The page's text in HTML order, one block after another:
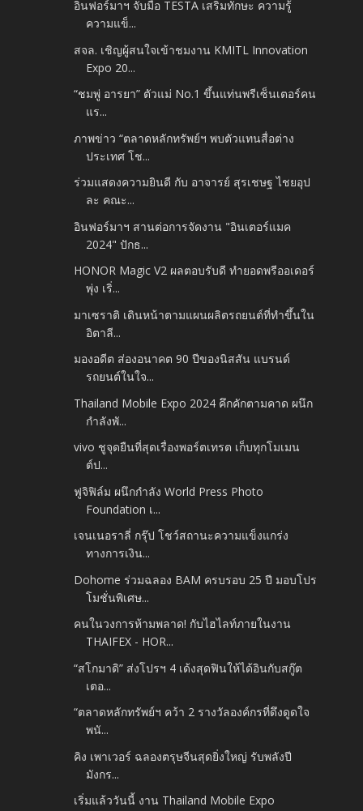
อินฟอร์มาฯ จับมือ TESTA เสริมทักษะ ความรู้
ความแข็...
สจล. เชิญผู้สนใจเข้าชมงาน KMITL Innovation
Expo 20...
“ชมพู่ อารยา” ตัวแม่ No.1 ขึ้นแท่นพรีเซ็นเตอร์คน
แร...
ภาพข่าว “ตลาดหลักทรัพย์ฯ พบตัวแทนสื่อต่าง
ประเทศ โช...
ร่วมแสดงความยินดี กับ อาจารย์ สุรเชษฐ ไชยอุป
ละ คณะ...
อินฟอร์มาฯ สานต่อการจัดงาน "อินเตอร์แมค
2024" ปักธ...
HONOR Magic V2 ผลตอบรับดี ทำยอดพรีออเดอร์
พุ่ง เริ่...
มาเซราติ เดินหน้าตามแผนผลิตรถยนต์ที่ทำขึ้นใน
อิตาลี...
มองอดีต ส่องอนาคต 90 ปีของนิสสัน แบรนด์
รถยนต์ในใจ...
Thailand Mobile Expo 2024 คึกคักตามคาด ผนึก
กำลังพั...
vivo ชูจุดยืนที่สุดเรื่องพอร์ตเทรต เก็บทุกโมเมน
ต์ป...
ฟูจิฟิล์ม ผนึกกำลัง World Press Photo
Foundation เ...
เจนเนอราลี่ กรุ๊ป โชว์สถานะความแข็งแกร่ง
ทางการเงิน...
Dohome ร่วมฉลอง BAM ครบรอบ 25 ปี มอบโปร
โมชั่นพิเศษ...
คนในวงการห้ามพลาด! กับไฮไลท์ภายในงาน
THAIFEX - HOR...
“สโกมาดิ” ส่งโปรฯ 4 เด้งสุดฟินให้ได้อินกับสกู๊ต
เตอ...
“ตลาดหลักทรัพย์ฯ คว้า 2 รางวัลองค์กรที่ดึงดูดใจ
พนั...
คิง เพาเวอร์ ฉลองตรุษจีนสุดยิ่งใหญ่ รับพลังปี
มังกร...
เริ่มแล้ววันนี้ งาน Thailand Mobile Expo